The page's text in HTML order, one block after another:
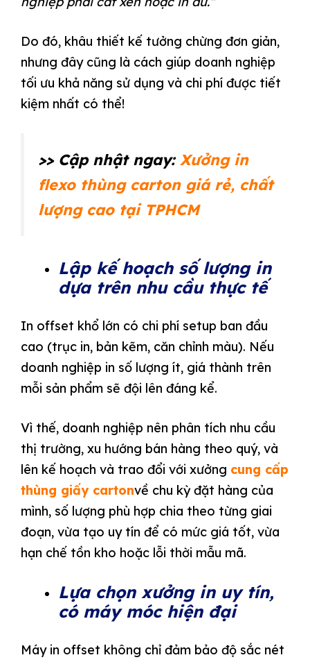
Do đó, khâu thiết kế tưởng chừng đơn giản,
nhưng đây cũng là cách giúp doanh nghiệp
tối ưu khả năng sử dụng và chi phí được tiết
kiệm nhất có thể!
>> Cập nhật ngay: Xưởng in
flexo thùng carton giá rẻ, chất
lượng cao tại TPHCM
Lập kế hoạch số lượng in
dựa trên nhu cầu thực tế
In offset khổ lớn có chi phí setup ban đầu
cao (trục in, bản kẽm, căn chỉnh màu). Nếu
doanh nghiệp in số lượng ít, giá thành trên
mỗi sản phẩm sẽ đội lên đáng kể.
Vì thế, doanh nghiệp nên phân tích nhu cầu
thị trường, xu hướng bán hàng theo quý, và
lên kế hoạch và trao đổi với xưởng cung cấp
thùng giấy cartonvề chu kỳ đặt hàng của
mình, số lượng phù hợp chia theo từng giai
đoạn, vừa tạo uy tín để có mức giá tốt, vừa
hạn chế tồn kho hoặc lỗi thời mẫu mã.
Lựa chọn xưởng in uy tín,
có máy móc hiện đại
Máy in offset không chỉ đảm bảo độ sắc nét